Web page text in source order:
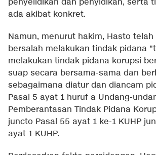
penyelidikan dan penyidikan, serta
ada akibat konkret.
Namun, menurut hakim, Hasto
bersalah melakukan tindak pidana
melakukan tindak pidana korupsi
suap secara bersama-sama dan
sebagaimana diatur dan diancam
Pasal 5 ayat 1 huruf a Undang-
Pemberantasan Tindak Pidana
juncto Pasal 55 ayat 1 ke-1 KUHP
ayat 1 KUHP.